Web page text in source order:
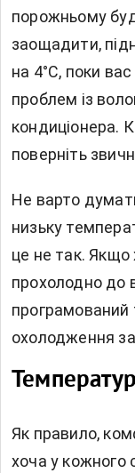
порожньому
заощадити,
на 4°C, поки
проблем із
кондиціонера.
поверніть
Не варто
низьку
це не так. Якщо
прохолодно до
програмований
охолодження
Як правило,
хоча у кожного